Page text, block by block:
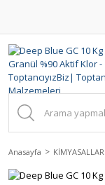
Anasayfa KİMYASALLAR